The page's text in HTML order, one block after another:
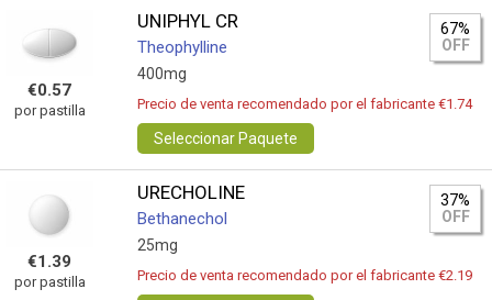
€0.57
por pastilla
UNIPHYL CR
Theophylline
400mg
67%
OFF
Precio de venta recomendado por el fabricante €1.74
Seleccionar Paquete
€1.39
por pastilla
URECHOLINE
Bethanechol
25mg
37%
OFF
Precio de venta recomendado por el fabricante €2.19